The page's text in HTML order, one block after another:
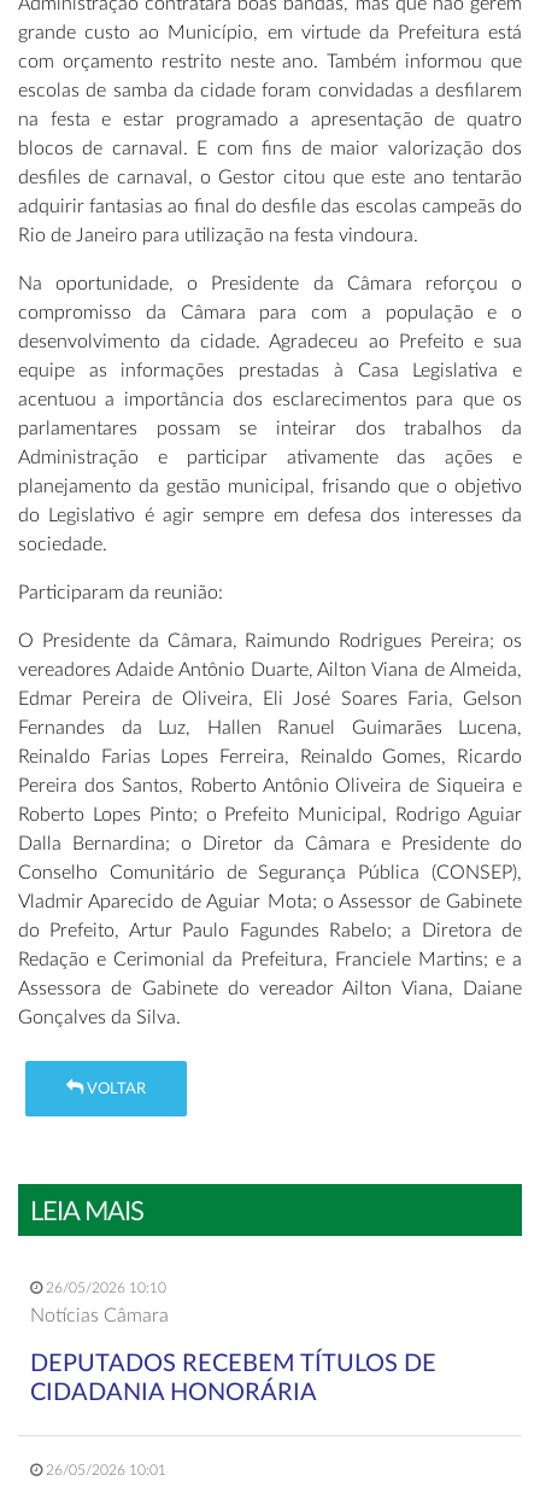
Administração contratará boas bandas, mas que não gerem
grande custo ao Município, em virtude da Prefeitura está
com orçamento restrito neste ano. Também informou que
escolas de samba da cidade foram convidadas a desfilarem
na festa e estar programado a apresentação de quatro
blocos de carnaval. E com fins de maior valorização dos
desfiles de carnaval, o Gestor citou que este ano tentarão
adquirir fantasias ao final do desfile das escolas campeãs do
Rio de Janeiro para utilização na festa vindoura.
Na oportunidade, o Presidente da Câmara reforçou o
compromisso da Câmara para com a população e o
desenvolvimento da cidade. Agradeceu ao Prefeito e sua
equipe as informações prestadas à Casa Legislativa e
acentuou a importância dos esclarecimentos para que os
parlamentares possam se inteirar dos trabalhos da
Administração e participar ativamente das ações e
planejamento da gestão municipal, frisando que o objetivo
do Legislativo é agir sempre em defesa dos interesses da
sociedade.
Participaram da reunião:
O Presidente da Câmara, Raimundo Rodrigues Pereira; os
vereadores Adaide Antônio Duarte, Ailton Viana de Almeida,
Edmar Pereira de Oliveira, Eli José Soares Faria, Gelson
Fernandes da Luz, Hallen Ranuel Guimarães Lucena,
Reinaldo Farias Lopes Ferreira, Reinaldo Gomes, Ricardo
Pereira dos Santos, Roberto Antônio Oliveira de Siqueira e
Roberto Lopes Pinto; o Prefeito Municipal, Rodrigo Aguiar
Dalla Bernardina; o Diretor da Câmara e Presidente do
Conselho Comunitário de Segurança Pública (CONSEP),
Vladmir Aparecido de Aguiar Mota; o Assessor de Gabinete
do Prefeito, Artur Paulo Fagundes Rabelo; a Diretora de
Redação e Cerimonial da Prefeitura, Franciele Martins; e a
Assessora de Gabinete do vereador Ailton Viana, Daiane
Gonçalves da Silva.
VOLTAR
LEIA MAIS
26/05/2026 10:10
Notícias Câmara
DEPUTADOS RECEBEM TÍTULOS DE
CIDADANIA HONORÁRIA
26/05/2026 10:01